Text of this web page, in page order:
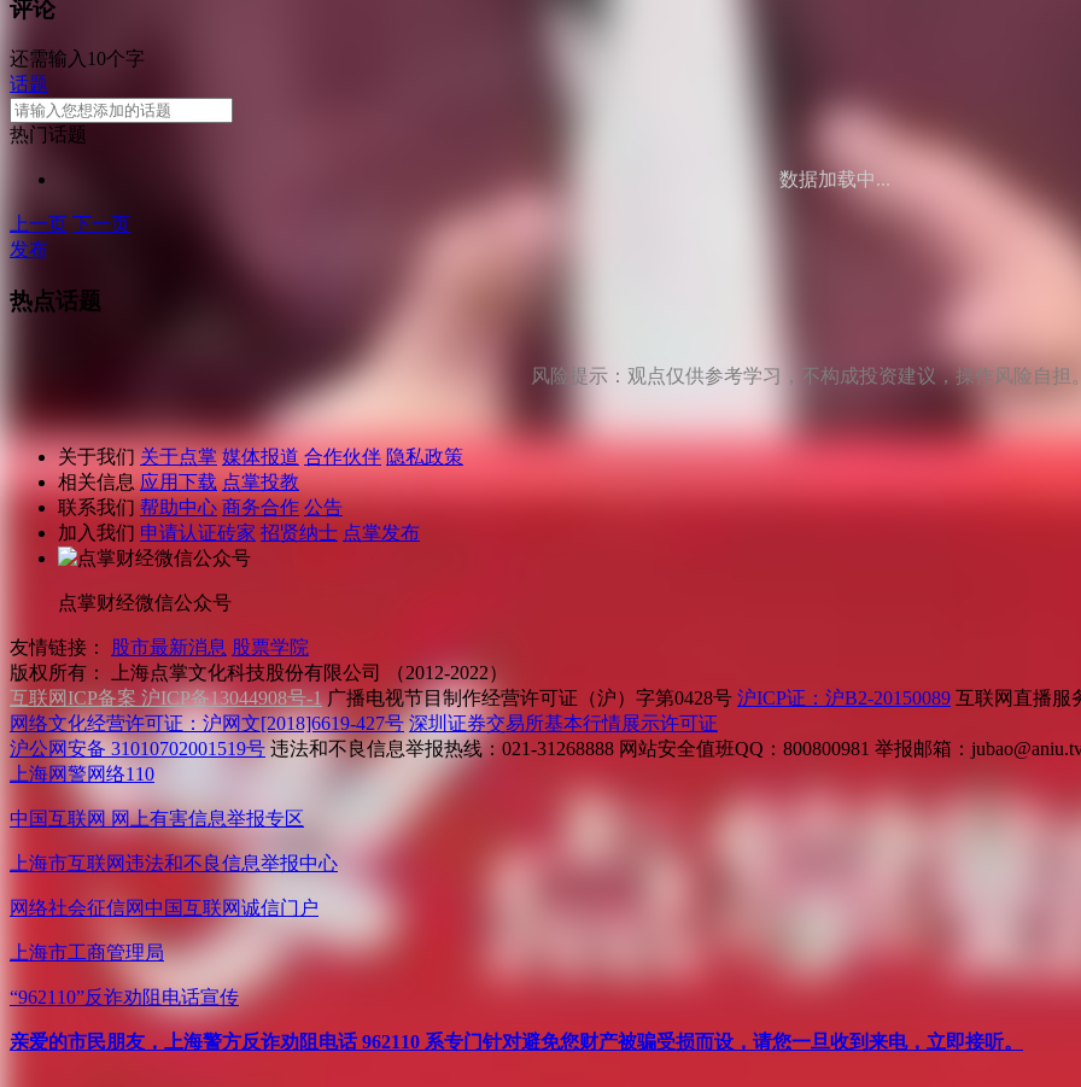
评论
还需输入10个字
话题
热门话题
数据加载中...
上一页 下一页
发布
热点话题
风险提示：观点仅供参考学习，不构成投资建议，操作风险自担
关于我们 关于点掌 媒体报道 合作伙伴 隐私政策
相关信息 应用下载 点掌投教
联系我们 帮助中心 商务合作 公告
加入我们 申请认证砖家 招贤纳士 点掌发布
点掌财经微信公众号
友情链接： 股市最新消息 股票学院
版权所有：
上海点掌文化科技股份有限公司 （2012-2022）
互联网ICP备案 沪ICP备13044908号-1 广播电视节目制作经营许可证（沪）字第0428号 沪ICP证：沪B2-20150089 互联网直播服
网络文化经营许可证：沪网文[2018]6619-427号 深圳证券交易所基本行情展示许可证
沪公网安备 31010702001519号 违法和不良信息举报热线：021-31268888 网站安全值班QQ：800800981 举报邮箱：
上海网警网络110
中国互联网 网上有害信息举报专区
上海市互联网违法和不良信息举报中心
网络社会征信网中国互联网诚信门户
上海市工商管理局
“962110”反诈劝阻电话宣传
亲爱的市民朋友，上海警方反诈劝阻电话 962110 系专门针对避免您财产被骗受损而设，请您一旦收到来电，立即接听。